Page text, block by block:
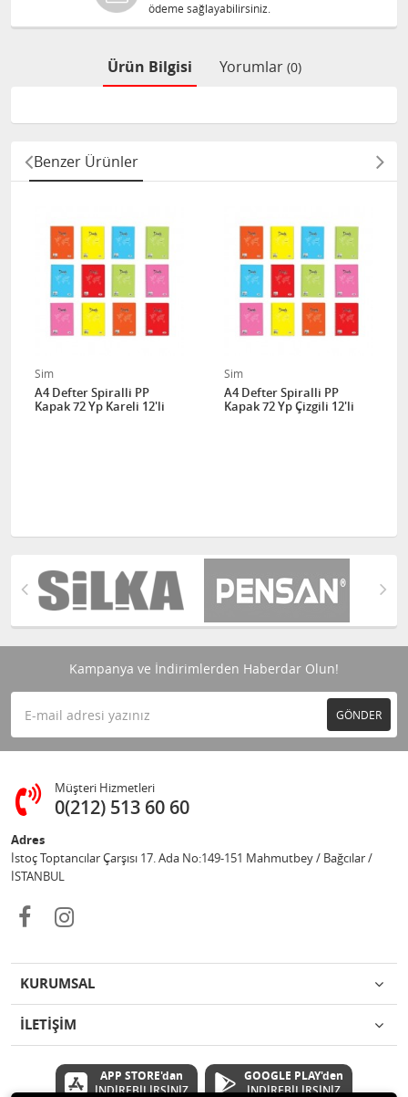
ödeme sağlayabilirsiniz.
Ürün Bilgisi Yorumlar (0)
Benzer Ürünler
Sim
A4 Defter Spiralli PP
Kapak 72 Yp Kareli 12'li
Sim
A4 Defter Spiralli PP
Kapak 72 Yp Çizgili 12'li
Kampanya ve İndirimlerden Haberdar Olun!
GÖNDER
Müşteri Hizmetleri
0(212) 513 60 60
Adres
İstoç Toptancılar Çarşısı 17. Ada No:149-151 Mahmutbey / Bağcılar /
İSTANBUL
KURUMSAL
İLETİŞİM
APP STORE'dan
İNDİREBİLİRSİNİZ
GOOGLE PLAY'den
İNDİREBİLİRSİNİZ